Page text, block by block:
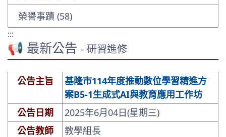
榮譽事蹟 (58)
:::
📢 最新公告 - 研習進修
公告主旨
基隆市114年度推動數位學習精進方
案B5-1生成式AI與教育應用工作坊
公告日期
2025年6月04日(星期三)
公告教師
教學組長